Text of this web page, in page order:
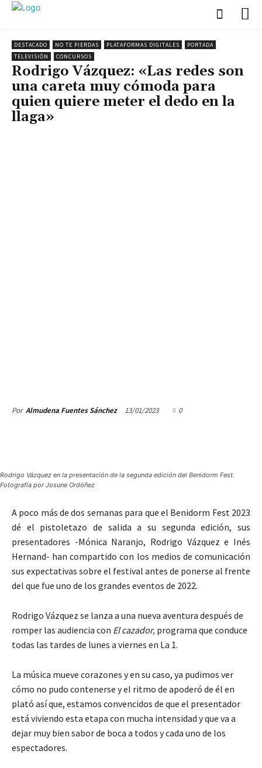
DESTACADO NO TE PIERDAS PLATAFORMAS DIGITALES
PORTADA
TELEVISIÓN
CONCURSOS
Rodrigo Vázquez: «Las redes son
una careta muy cómoda para
quien quiere meter el dedo en la
llaga»
Por Almudena Fuentes Sánchez 13/01/2023 0
Rodrigo Vázquez en la presentación de la segunda edición del Benidorm Fest.
Fotografía por Josune Ordóñez
A poco más de dos semanas para que el Benidorm Fest 2023
dé el pistoletazo de salida a su segunda edición, sus
presentadores -Mónica Naranjo, Rodrigo Vázquez e Inés
Hernand- han compartido con los medios de comunicación
sus expectativas sobre el festival antes de ponerse al frente
del que fue uno de los grandes eventos de 2022.
Rodrigo Vázquez se lanza a una nueva aventura después de
romper las audiencia con El cazador, programa que conduce
todas las tardes de lunes a viernes en La 1.
La música mueve corazones y en su caso, ya pudimos ver
cómo no pudo contenerse y el ritmo de apoderó de él en
plató así que, estamos convencidos de que el presentador
está viviendo esta etapa con mucha intensidad y que va a
dejar muy bien sabor de boca a todos y cada uno de los
espectadores.